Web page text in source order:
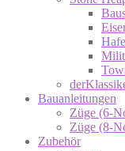
Bauanleitungen
Züge (6-
Züge (8-
Zubehör